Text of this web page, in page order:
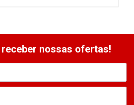
nossas ofertas!